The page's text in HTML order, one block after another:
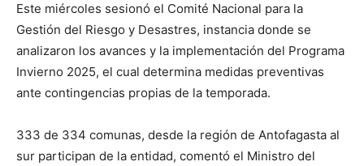
Este miércoles sesionó el Comité Nacional para la
Gestión del Riesgo y Desastres, instancia donde se
analizaron los avances y la implementación del Programa
Invierno 2025, el cual determina medidas preventivas
ante contingencias propias de la temporada.
333 de 334 comunas, desde la región de Antofagasta al
sur participan de la entidad, comentó el Ministro del